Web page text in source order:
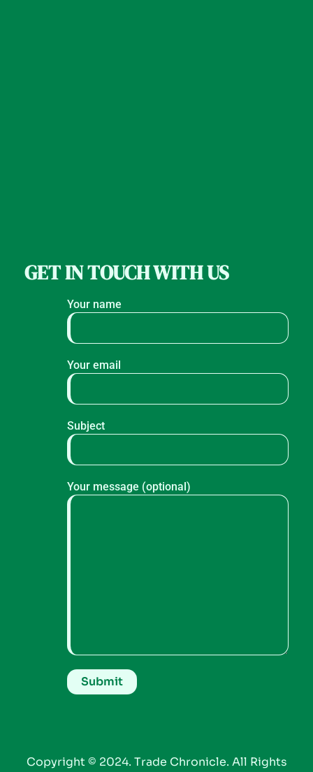
GET IN TOUCH WITH US
Your name
Your email
Subject
Your message (optional)
Copyright © 2024. Trade Chronicle. All Rights